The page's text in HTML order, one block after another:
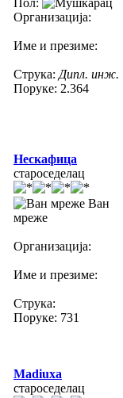
Организација:
Име и презиме:
Струка: Дипл. инж.
Поруке: 2.364
Нескафица
староседелац
Ван
мреже
Организација:
Име и презиме:
Струка:
Поруке: 731
Madiuxa
староседелац